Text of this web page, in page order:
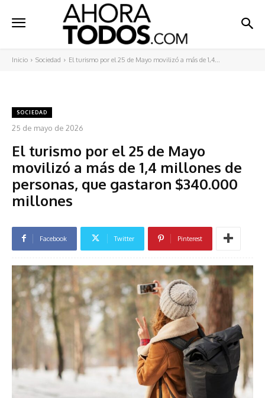
Inicio Sociedad El turismo por el 25 de Mayo movilizó a más de 1,4...
SOCIEDAD
25 de mayo de 2026
El turismo por el 25 de Mayo
movilizó a más de 1,4 millones de
personas, que gastaron $340.000
millones
Facebook Twitter Pinterest